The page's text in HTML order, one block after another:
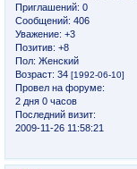
Приглашений: 0
Сообщений: 406
Уважение: +3
Позитив: +8
Пол: Женский
Возраст: 34 [1992-06-10]
Провел на форуме:
2 дня 0 часов
Последний визит:
2009-11-26 11:58:21